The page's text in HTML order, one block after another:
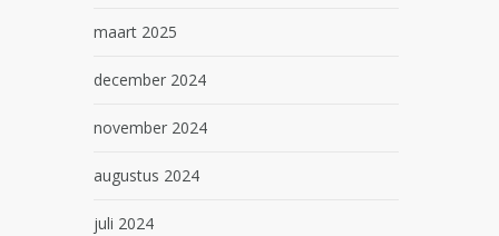
maart 2025
december 2024
november 2024
augustus 2024
juli 2024